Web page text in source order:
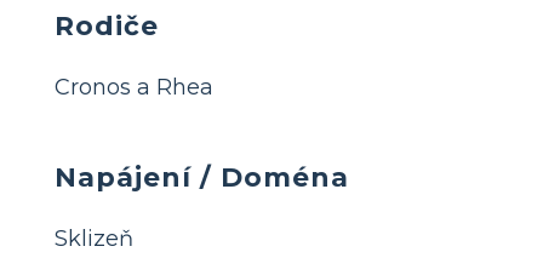
Rodiče
Cronos a Rhea
Napájení / Doména
Sklizeň